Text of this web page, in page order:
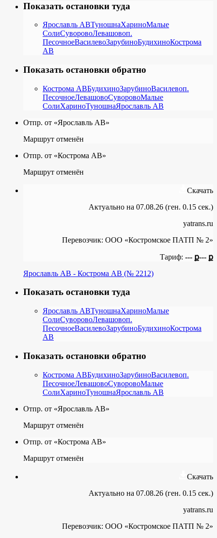
Показать остановки туда
Ярославль АВТуношнаХариноМалые
СолиСуворовоЛевашовоп.
ПесочноеВасилевоЗарубиноБудихиноКострома
АВ
Показать остановки обратно
Кострома АВБудихиноЗарубиноВасилевоп.
ПесочноеЛевашовоСуворовоМалые
СолиХариноТуношнаЯрославль АВ
Отпр. от «Ярославль АВ»
Маршрут отменён
Отпр. от «Кострома АВ»
Маршрут отменён
Скачать
Актуально на 07.08.26 (ген. 0.15 сек.)
yatrans.ru
Перевозчик: ООО «Костромское ПАТП № 2»
Тариф: --- ք--- ք
Ярославль АВ - Кострома АВ (№ 2212)
Показать остановки туда
Ярославль АВТуношнаХариноМалые
СолиСуворовоЛевашовоп.
ПесочноеВасилевоЗарубиноБудихиноКострома
АВ
Показать остановки обратно
Кострома АВБудихиноЗарубиноВасилевоп.
ПесочноеЛевашовоСуворовоМалые
СолиХариноТуношнаЯрославль АВ
Отпр. от «Ярославль АВ»
Маршрут отменён
Отпр. от «Кострома АВ»
Маршрут отменён
Скачать
Актуально на 07.08.26 (ген. 0.15 сек.)
yatrans.ru
Перевозчик: ООО «Костромское ПАТП № 2»